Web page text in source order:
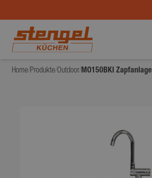
Home/Produkte/Outdoor/MO150BKI Zapfanlage